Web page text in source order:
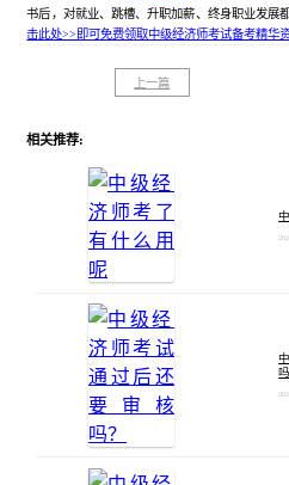
书后，对就业、跳槽、升职加薪、终身职业发展
击此处>>即可免费领取中级经济师考试备考精华
上一篇
相关推荐:
吗